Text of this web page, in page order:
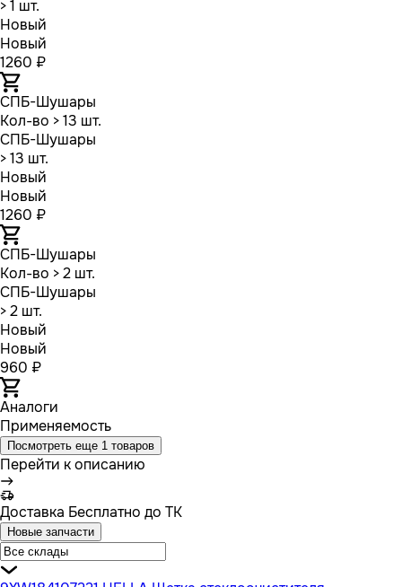
> 1 шт.
Новый
Новый
1260 ₽
СПБ-Шушары
Кол-во > 13 шт.
СПБ-Шушары
> 13 шт.
Новый
Новый
1260 ₽
СПБ-Шушары
Кол-во > 2 шт.
СПБ-Шушары
> 2 шт.
Новый
Новый
960 ₽
Аналоги
Применяемость
Посмотреть еще 1 товаров
Перейти к описанию
Доставка Бесплатно до ТК
Новые запчасти